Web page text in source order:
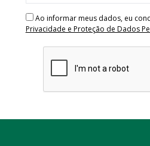
Ao informar meus dados, eu
Privacidade e Proteção de Dados